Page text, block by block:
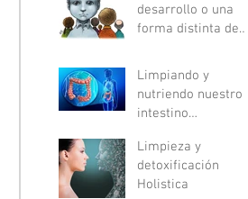
desarrollo o una
forma distinta de
Limpiando y
nutriendo nuestro
intestino
Holistica. Parte II
Limpieza y
detoxificación
Holistica